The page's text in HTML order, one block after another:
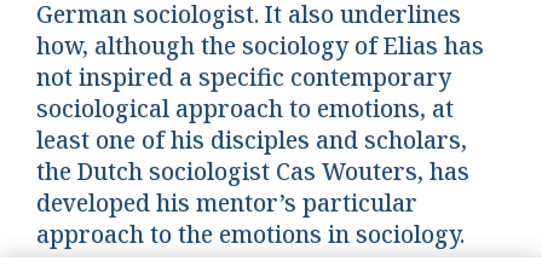
German sociologist. It also underlines
how, although the sociology of Elias has
not inspired a specific contemporary
sociological approach to emotions, at
least one of his disciples and scholars,
the Dutch sociologist Cas Wouters, has
developed his mentor’s particular
approach to the emotions in sociology.